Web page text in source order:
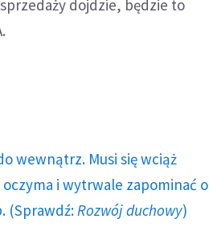
dojdzie, będzie to
wewnątrz. Musi się wciąż
i wytrwale zapominać o
(Sprawdź: Rozwój duchowy)